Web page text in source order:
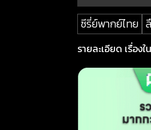
ซีรี่ย์พากย์ไทย
รายละเอียด เรื่อง